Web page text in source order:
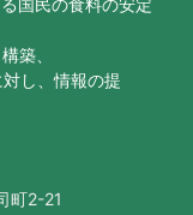
築、
し、情報の提
町2-21